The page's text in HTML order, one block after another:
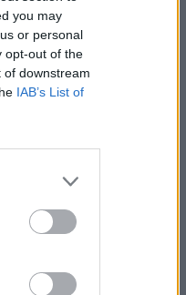
you may
or personal
opt-out of the
of downstream
IAB’s List of